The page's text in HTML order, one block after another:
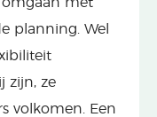
planning. Wel
zijn, ze
volkomen. Een